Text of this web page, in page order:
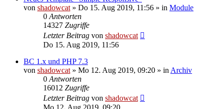
von shadowcat » Do 15. Aug 2019, 11:56 » in Module
0 Antworten
14327 Zugriffe
Letzter Beitrag von shadowcat
Do 15. Aug 2019, 11:56
BC 1.x und PHP 7.3
von shadowcat » Mo 12. Aug 2019, 09:20 » in Archiv
0 Antworten
16012 Zugriffe
Letzter Beitrag von shadowcat
Mo 12. Aug 2019, 09:20